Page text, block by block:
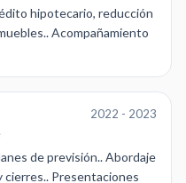
hipotecario, reducción
Acompañamiento
2022 - 2023
de previsión.. Abordaje
cierres.. Presentaciones